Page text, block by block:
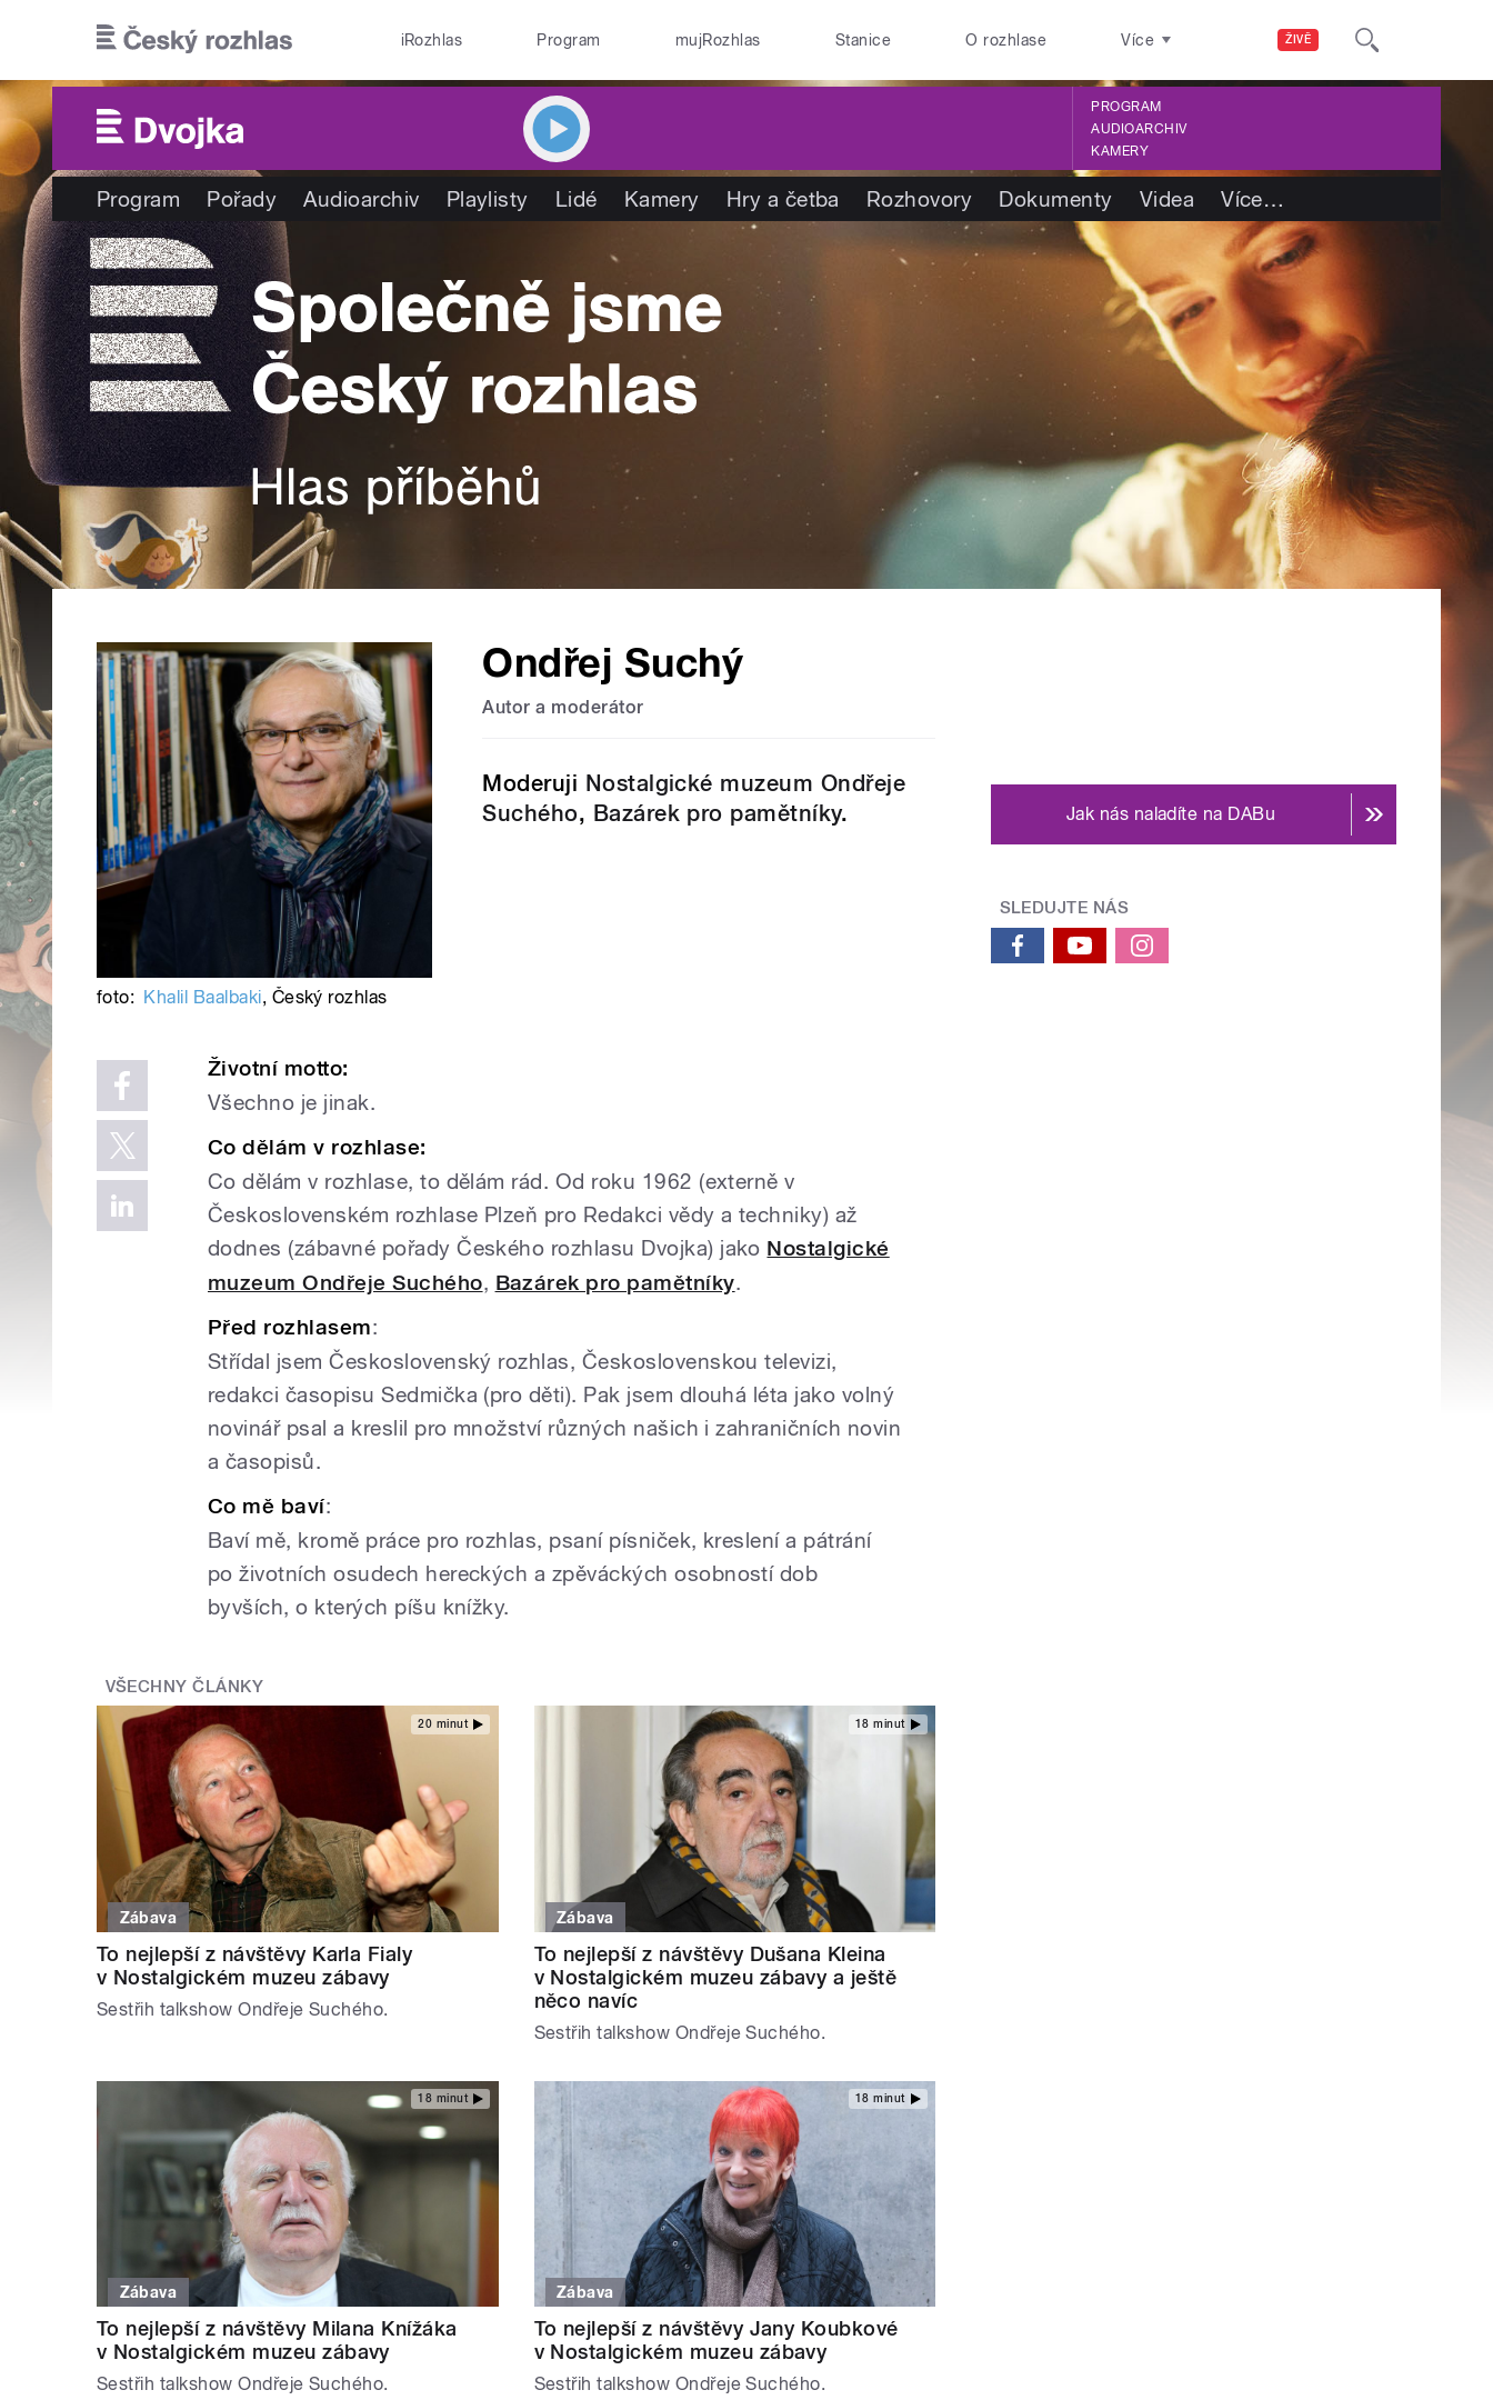
ŽIVĚ
iRozhlas Program mujRozhlas Stanice O rozhlase Více
PROGRAM
AUDIOARCHIV
KAMERY
Program Pořady Audioarchiv Playlisty Lidé Kamery Hry a četba Rozhovory Dokumenty Videa Více…
Ondřej Suchý
Autor a moderátor
Moderuji Nostalgické muzeum Ondřeje
Suchého, Bazárek pro pamětníky.
foto: Khalil Baalbaki, Český rozhlas
Životní motto:
Všechno je jinak.
Co dělám v rozhlase:
Co dělám v rozhlase, to dělám rád. Od roku 1962 (externě v
Československém rozhlase Plzeň pro Redakci vědy a techniky) až
dodnes (zábavné pořady Českého rozhlasu Dvojka) jako Nostalgické
muzeum Ondřeje Suchého, Bazárek pro pamětníky.
Před rozhlasem:
Střídal jsem Československý rozhlas, Československou televizi,
redakci časopisu Sedmička (pro děti). Pak jsem dlouhá léta jako volný
novinář psal a kreslil pro množství různých našich i zahraničních novin
a časopisů.
Co mě baví:
Baví mě, kromě práce pro rozhlas, psaní písniček, kreslení a pátrání
po životních osudech hereckých a zpěváckých osobností dob
byvších, o kterých píšu knížky.
VŠECHNY ČLÁNKY
20 minut
Zábava
To nejlepší z návštěvy Karla Fialy
v Nostalgickém muzeu zábavy
Sestřih talkshow Ondřeje Suchého.
18 minut
Zábava
To nejlepší z návštěvy Dušana Kleina
v Nostalgickém muzeu zábavy a ještě
něco navíc
Sestřih talkshow Ondřeje Suchého.
18 minut
Zábava
To nejlepší z návštěvy Milana Knížáka
v Nostalgickém muzeu zábavy
Sestřih talkshow Ondřeje Suchého.
18 minut
Zábava
To nejlepší z návštěvy Jany Koubkové
v Nostalgickém muzeu zábavy
Sestřih talkshow Ondřeje Suchého.
Jak nás naladíte na DABu
SLEDUJTE NÁS